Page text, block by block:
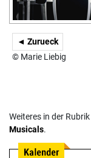
◄ Zurueck
© Marie Liebig
Weiteres in der Rubrik
Musicals.